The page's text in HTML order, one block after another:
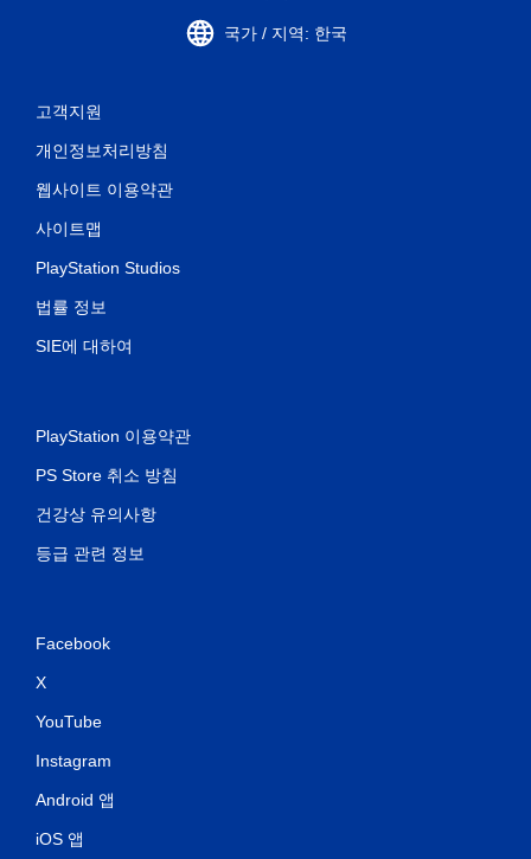
국가 / 지역: 한국
고객지원
개인정보처리방침
웹사이트 이용약관
사이트맵
PlayStation Studios
법률 정보
SIE에 대하여
PlayStation 이용약관
PS Store 취소 방침
건강상 유의사항
등급 관련 정보
Facebook
X
YouTube
Instagram
Android 앱
iOS 앱